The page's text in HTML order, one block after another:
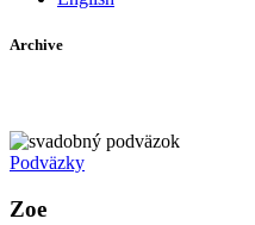
Archive
Podväzky
Zoe